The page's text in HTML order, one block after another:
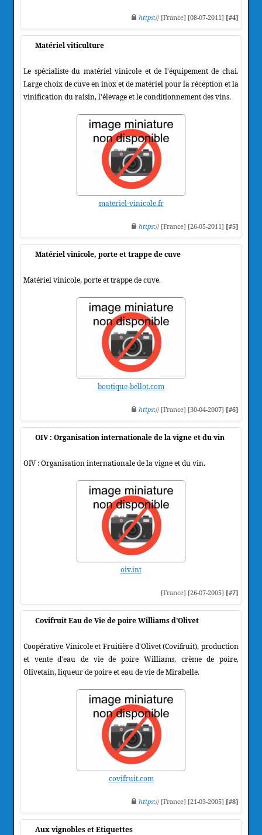
https:// [France] [08-07-2011] [#4]
Matériel viticulture
Le spécialiste du matériel vinicole et de l'équipement de chai.
Large choix de cuve en inox et de matériel pour la réception et la
vinification du raisin, l'élevage et le conditionnement des vins.
materiel-vinicole.fr
https:// [France] [26-05-2011] [#5]
Matériel vinicole, porte et trappe de cuve
Matériel vinicole, porte et trappe de cuve.
boutique-bellot.com
https:// [France] [30-04-2007] [#6]
OIV : Organisation internationale de la vigne et du vin
OIV : Organisation internationale de la vigne et du vin.
oiv.int
[France] [26-07-2005] [#7]
Covifruit Eau de Vie de poire Williams d'Olivet
Coopérative Vinicole et Fruitière d'Olivet (Covifruit), production
et vente d'eau de vie de poire Williams, crème de poire,
Olivetain, liqueur de poire et eau de vie de Mirabelle.
covifruit.com
https:// [France] [21-03-2005] [#8]
Aux vignobles et Etiquettes